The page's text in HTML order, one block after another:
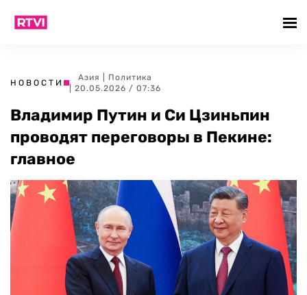
НОВОСТИ
Азия
Политика
| 20.05.2026 / 07:36
Владимир Путин и Си Цзиньпин
проводят переговоры в Пекине:
главное